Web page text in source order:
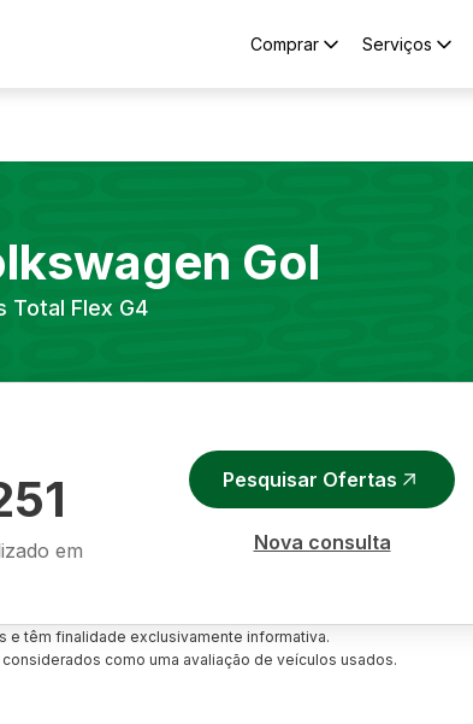
Comprar Serviços
Gol
Total Flex G4
em
Pesquisar Ofertas
Nova consulta
têm finalidade exclusivamente informativa.
como uma avaliação de veículos usados.